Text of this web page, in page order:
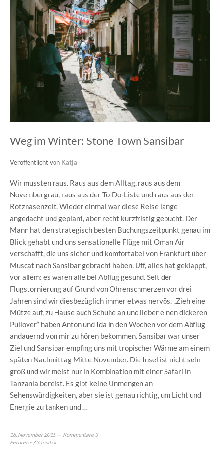
Weg im Winter: Stone Town Sansibar
Veröffentlicht von Katja
Wir mussten raus. Raus aus dem Alltag, raus aus dem
Novembergrau, raus aus der To-Do-Liste und raus aus der
Rotznasenzeit. Wieder einmal war diese Reise lange
angedacht und geplant, aber recht kurzfristig gebucht. Der
Mann hat den strategisch besten Buchungszeitpunkt genau im
Blick gehabt und uns sensationelle Flüge mit Oman Air
verschafft, die uns sicher und komfortabel von Frankfurt über
Muscat nach Sansibar gebracht haben. Uff, alles hat geklappt,
vor allem: es waren alle bei Abflug gesund. Seit der
Flugstornierung auf Grund von Ohrenschmerzen vor drei
Jahren sind wir diesbezüglich immer etwas nervös. „Zieh eine
Mütze auf, zu Hause auch Schuhe an und lieber einen dickeren
Pullover“ haben Anton und Ida in den Wochen vor dem Abflug
andauernd von mir zu hören bekommen. Sansibar war unser
Ziel und Sansibar empfing uns mit tropischer Wärme am einem
späten Nachmittag Mitte November. Die Insel ist nicht sehr
groß und wir meist nur in Kombination mit einer Safari in
Tanzania bereist. Es gibt keine Unmengen an
Sehenswürdigkeiten, aber sie ist genau richtig, um Licht und
Energie zu tanken und …
18. November 2015
Kommentare 3
Fernreise /Sansibar